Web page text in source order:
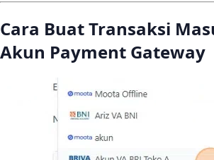
Cara Buat Transaksi
Akun Payment Gateway